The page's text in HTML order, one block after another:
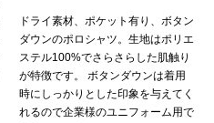
ドライ素材、ポケット有り、ボタン
ダウンのポロシャツ。生地はポリエ
ステル100%でさらさらした肌触り
が特徴です。 ボタンダウンは着用
時にしっかりとした印象を与えてく
れるので企業様のユニフォーム用で